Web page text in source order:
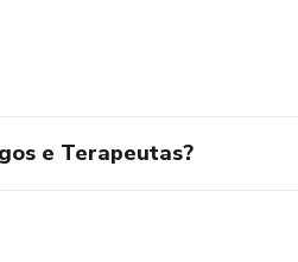
e Terapeutas?